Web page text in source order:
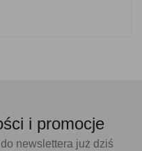
i promocje
newslettera już dziś